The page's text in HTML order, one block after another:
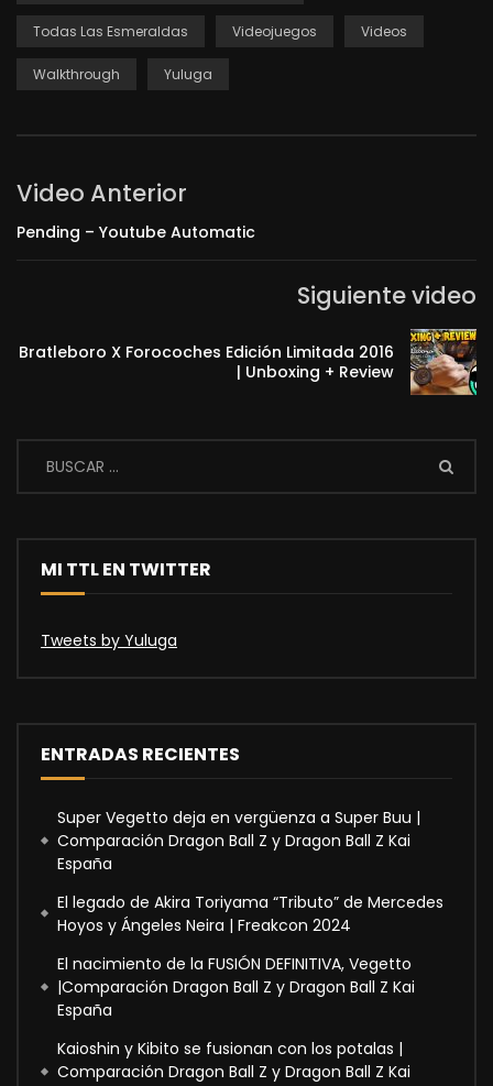
Todas Las Esmeraldas Videojuegos Videos
Walkthrough Yuluga
Video Anterior
Pending – Youtube Automatic
Siguiente video
Bratleboro X Forocoches Edición Limitada 2016
| Unboxing + Review
MI TTL EN TWITTER
Tweets by Yuluga
ENTRADAS RECIENTES
Super Vegetto deja en vergüenza a Super Buu |
Comparación Dragon Ball Z y Dragon Ball Z Kai
España
El legado de Akira Toriyama “Tributo” de Mercedes
Hoyos y Ángeles Neira | Freakcon 2024
El nacimiento de la FUSIÓN DEFINITIVA, Vegetto
|Comparación Dragon Ball Z y Dragon Ball Z Kai
España
Kaioshin y Kibito se fusionan con los potalas |
Comparación Dragon Ball Z y Dragon Ball Z Kai